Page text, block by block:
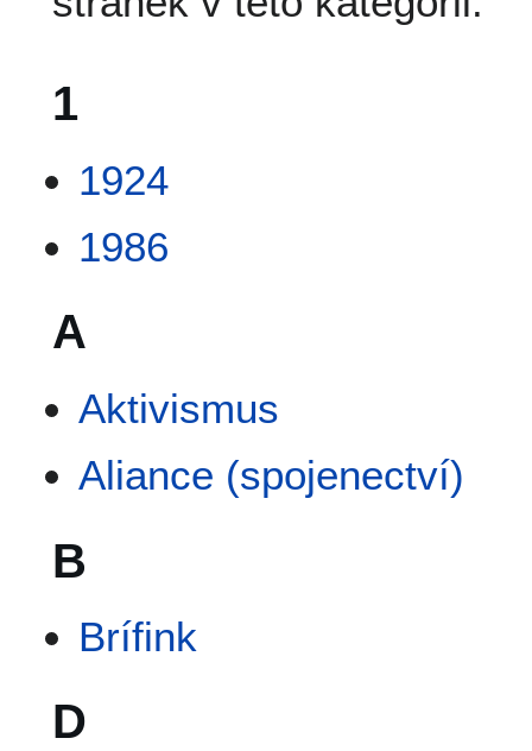
1
1924
1986
A
Aktivismus
Aliance (spojenectví)
B
Brífink
D